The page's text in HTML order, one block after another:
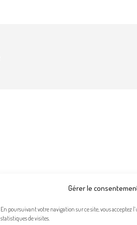
Gérer le
En poursuivant votre navigation sur ce site, vous acceptez
statistiques de visites.